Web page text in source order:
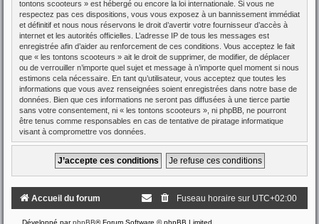
tontons scooteurs » est hébergé ou encore la loi internationale. Si vous ne
respectez pas ces dispositions, vous vous exposez à un bannissement immédiat
et définitif et nous nous réservons le droit d’avertir votre fournisseur d’accès à
internet et les autorités officielles. L’adresse IP de tous les messages est
enregistrée afin d’aider au renforcement de ces conditions. Vous acceptez le fait
que « les tontons scooteurs » ait le droit de supprimer, de modifier, de déplacer
ou de verrouiller n’importe quel sujet et message à n’importe quel moment si nous
estimons cela nécessaire. En tant qu’utilisateur, vous acceptez que toutes les
informations que vous avez renseignées soient enregistrées dans notre base de
données. Bien que ces informations ne seront pas diffusées à une tierce partie
sans votre consentement, ni « les tontons scooteurs », ni phpBB, ne pourront
être tenus comme responsables en cas de tentative de piratage informatique
visant à compromettre vos données.
Accueil du forum Fuseau horaire sur UTC+02:00
Développé parphpBB® Forum Software © phpBB Limited